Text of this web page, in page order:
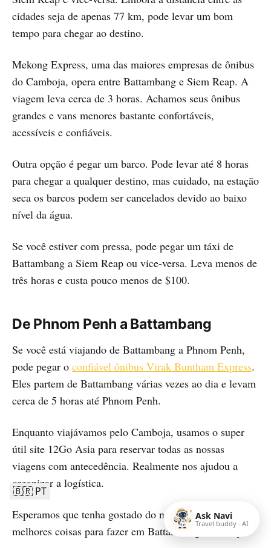
cidades seja de apenas 77 km, pode levar um bom
tempo para chegar ao destino.
Mekong Express, uma das maiores empresas de ônibus
do Camboja, opera entre Battambang e Siem Reap. A
viagem leva cerca de 3 horas. Achamos seus ônibus
grandes e vans menores bastante confortáveis,
acessíveis e confiáveis.
Outra opção é pegar um barco. Pode levar até 8 horas
para chegar a qualquer destino, mas cuidado, na estação
seca os barcos podem ser cancelados devido ao baixo
nível da água.
Se você estiver com pressa, pode pegar um táxi de
Battambang a Siem Reap ou vice-versa. Leva menos de
três horas e custa pouco menos de $100.
De Phnom Penh a Battambang
Se você está viajando de Battambang a Phnom Penh,
pode pegar o confiável ônibus Virak Buntham Express.
Eles partem de Battambang várias vezes ao dia e levam
cerca de 5 horas até Phnom Penh.
Enquanto viajávamos pelo Camboja, usamos o super
útil site 12Go Asia para reservar todas as nossas
viagens com antecedência. Realmente nos ajudou a
organizar a logística.
Esperamos que tenha gostado do nosso guia das
melhores coisas para fazer em Battambang, Camboja!
Ask Navi
Travel buddy · AI
🇧🇷 PT